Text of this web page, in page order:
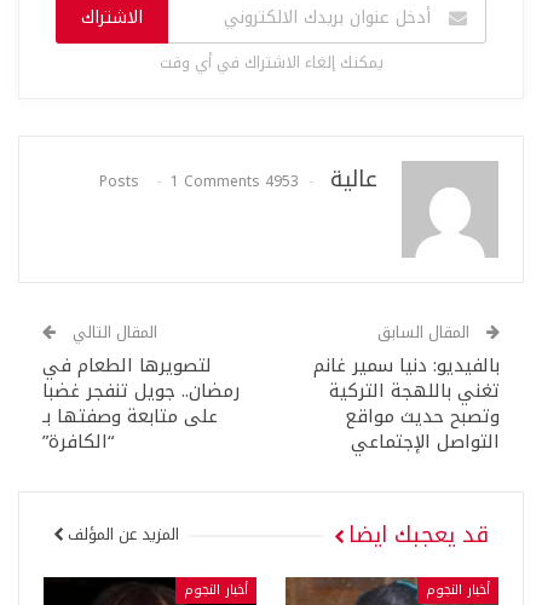
الاشتراك
يمكنك إلغاء الاشتراك في أي وقت
عالية 4953 Posts
1 Comments
المقال السابق
بالفيديو: دنيا سمير غانم
تغني باللهجة التركية
وتصبح حديث مواقع
التواصل الإجتماعي
المقال التالي
لتصويرها الطعام في
رمضان.. جويل تنفجر غضبا
على متابعة وصفتها بـ
“الكافرة”
قد يعجبك ايضا المزيد عن المؤلف
أخبار النجوم أخبار النجوم